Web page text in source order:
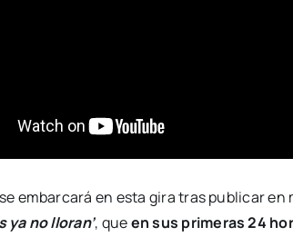
embarcará en esta gira tras publicar
ya no lloran’, queen sus primeras 24